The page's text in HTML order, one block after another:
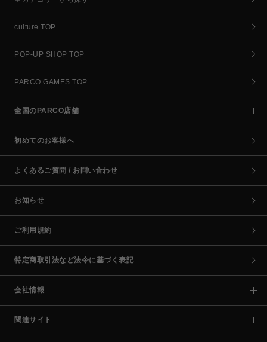
culture TOP
POP-UP SHOP TOP
PARCO GAMES TOP
全国のPARCO店舗
初めてのお客様へ
よくあるご質問 / お問い合わせ
お知らせ
ご利用規約
特定商取引法など法令に基づく表記
会社情報
関連サイト